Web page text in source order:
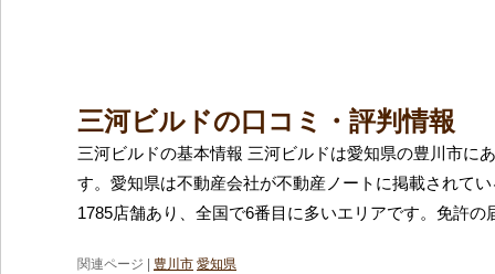
三河ビルドの口コミ・評判情報
三河ビルドの基本情報 三河ビルドは愛知県の豊川市に
す。愛知県は不動産会社が不動産ノートに掲載されて
1785店舗あり、全国で6番目に多いエリアです。免許の
関連ページ | 豊川市 愛知県